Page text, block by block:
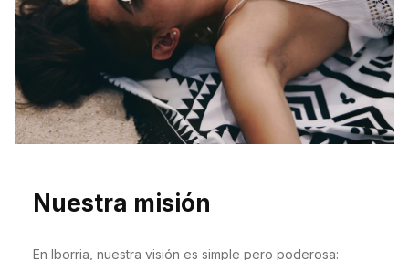
Nuestra misión
En Iborria, nuestra visión es simple pero poderosa: